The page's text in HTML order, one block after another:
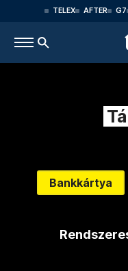
TELEX AFTER G7
Bankkártya